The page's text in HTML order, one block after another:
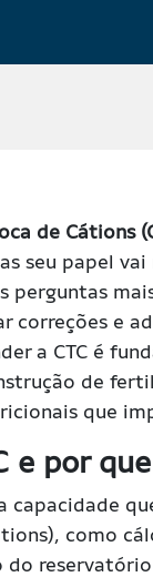
de Cátions
seu papel
perguntas
correções e
a CTC é
de
que
e por
capacidade
como
do